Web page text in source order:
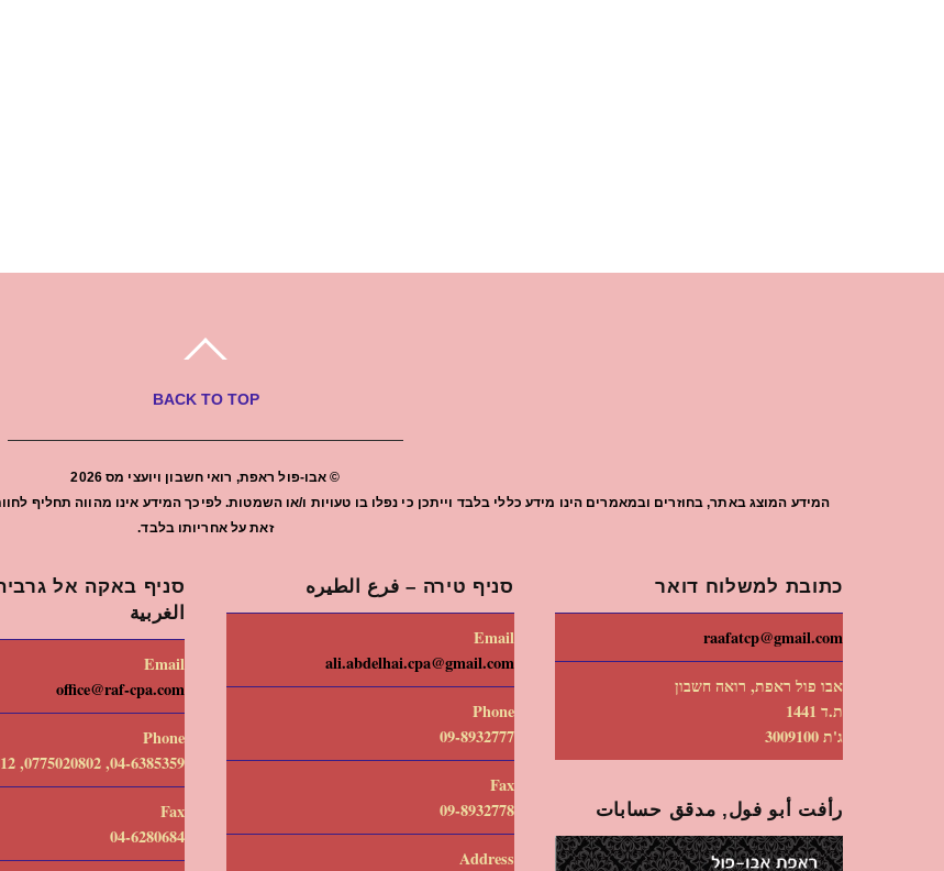
BACK TO TOP
© אבו-פול ראפת, רואי חשבון ויועצי מס2026
המידע המוצג באתר, בחוזרים ובמאמרים הינו מידע כללי בלבד וייתכן כי נפלו בו טעויות ו/או השמטות. לפיכך המידע אינו מהווה
זאת על אחריותו בלבד.
כתובת למשלוח דואר
raafatcp@gmail.com
אבו פול ראפת, רואה חשבון
ת.ד 1441
ג'ת 3009100
رأفت أبو فول, مدقق حسابات
סניף טירה – فرع الطيره
Email
ali.abdelhai.cpa@gmail.com
Phone
09-8932777
Fax
09-8932778
Address
סניף באקה אל
الغربية
Email
office@raf-cpa.com
Phone
04-6385359, 0775020802, 0775020812
Fax
04-6280684